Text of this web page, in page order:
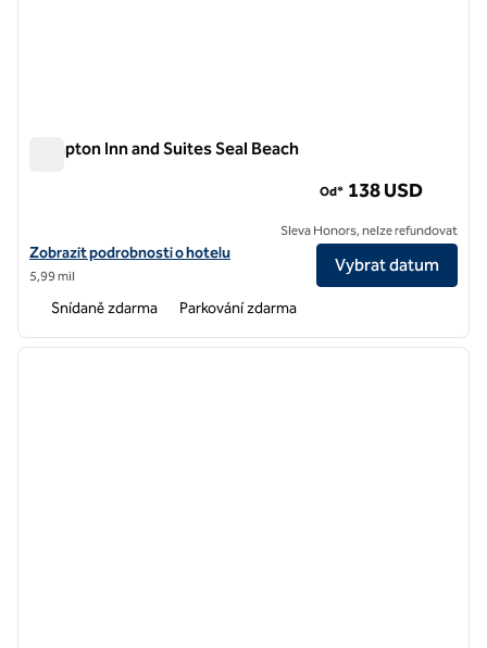
Hampton Inn and Suites Seal Beach
Zobrazit podrobnosti o hotelu Hampton Inn and Suites Seal Beach
Zobrazit podrobnosti o hotelu
5,99 mil
Od* 138 USD
Sleva Honors, nelze refundovat
Vybrat datum
Snídaně zdarma Parkování zdarma
1 z 12
další